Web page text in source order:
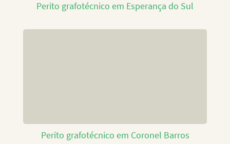
Perito grafotécnico em Esperança do Sul
Perito grafotécnico em Coronel Barros